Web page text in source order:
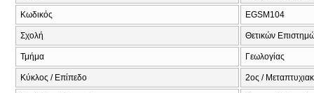
Κωδικός ΕGSM104
Σχολή Θετικών
Τμήμα Γεωλογίας
Κύκλος / Επίπεδο 2ος /